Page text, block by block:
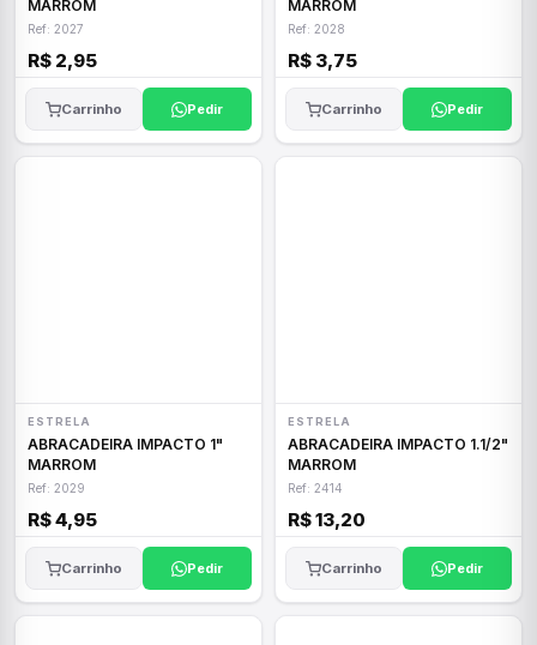
MARROM
Ref: 2027
R$ 2,95
Carrinho Pedir
MARROM
Ref: 2028
R$ 3,75
Carrinho Pedir
ESTRELA
ABRACADEIRA IMPACTO 1"
MARROM
Ref: 2029
R$ 4,95
Carrinho Pedir
ESTRELA
ABRACADEIRA IMPACTO 1.1/2"
MARROM
Ref: 2414
R$ 13,20
Carrinho Pedir